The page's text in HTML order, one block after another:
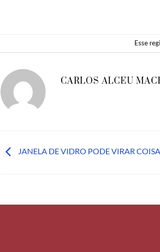
Esse
CARLOS ALCEU
JANELA DE VIDRO PODE VIRAR